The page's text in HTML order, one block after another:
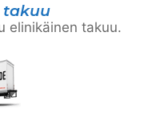
takuu
elinikäinen takuu.